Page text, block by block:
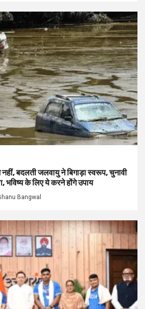
बदलती जलवायु ने बिगाड़ा स्वरूप, चुनावी
भविष्य के लिए ये करने होंगे उपाय
Bangwal